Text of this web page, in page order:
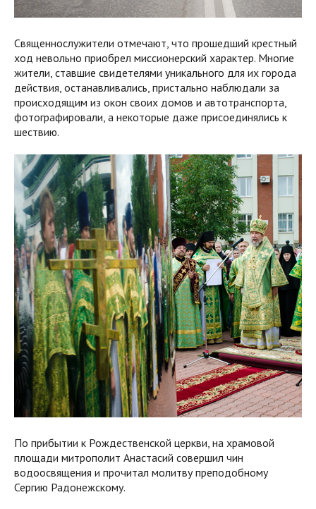
Священнослужители отмечают, что прошедший крестный
ход невольно приобрел миссионерский характер. Многие
жители, ставшие свидетелями уникального для их города
действия, останавливались, пристально наблюдали за
происходящим из окон своих домов и автотранспорта,
фотографировали, а некоторые даже присоединялись к
шествию.
По прибытии к Рождественской церкви, на храмовой
площади митрополит Анастасий совершил чин
водоосвящения и прочитал молитву преподобному
Сергию Радонежскому.